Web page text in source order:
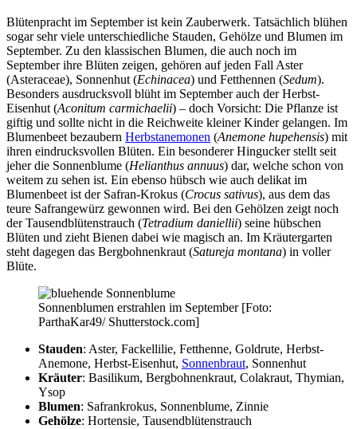
Blütenpracht im September ist kein Zauberwerk. Tatsächlich blühen
sogar sehr viele unterschiedliche Stauden, Gehölze und Blumen im
September. Zu den klassischen Blumen, die auch noch im
September ihre Blüten zeigen, gehören auf jeden Fall Aster
(Asteraceae), Sonnenhut (Echinacea) und Fetthennen (Sedum).
Besonders ausdrucksvoll blüht im September auch der Herbst-
Eisenhut (Aconitum carmichaelii) – doch Vorsicht: Die Pflanze ist
giftig und sollte nicht in die Reichweite kleiner Kinder gelangen. Im
Blumenbeet bezaubern Herbstanemonen (Anemone hupehensis) mit
ihren eindrucksvollen Blüten. Ein besonderer Hingucker stellt seit
jeher die Sonnenblume (Helianthus annuus) dar, welche schon von
weitem zu sehen ist. Ein ebenso hübsch wie auch delikat im
Blumenbeet ist der Safran-Krokus (Crocus sativus), aus dem das
teure Safrangewürz gewonnen wird. Bei den Gehölzen zeigt noch
der Tausendblütenstrauch (Tetradium daniellii) seine hübschen
Blüten und zieht Bienen dabei wie magisch an. Im Kräutergarten
steht dagegen das Bergbohnenkraut (Satureja montana) in voller
Blüte.
Sonnenblumen erstrahlen im September [Foto:
ParthaKar49/ Shutterstock.com]
Stauden: Aster, Fackellilie, Fetthenne, Goldrute, Herbst-
Anemone, Herbst-Eisenhut, Sonnenbraut, Sonnenhut
Kräuter: Basilikum, Bergbohnenkraut, Colakraut, Thymian,
Ysop
Blumen: Safrankrokus, Sonnenblume, Zinnie
Gehölze: Hortensie, Tausendblütenstrauch